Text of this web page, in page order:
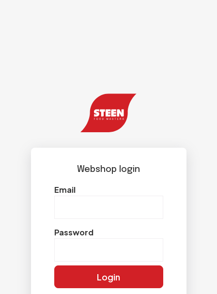
Webshop login
Email
Password
Login